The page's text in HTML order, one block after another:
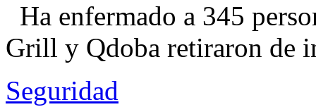
Ha enfermado a 345
Grill y Qdoba retiraron de
Seguridad